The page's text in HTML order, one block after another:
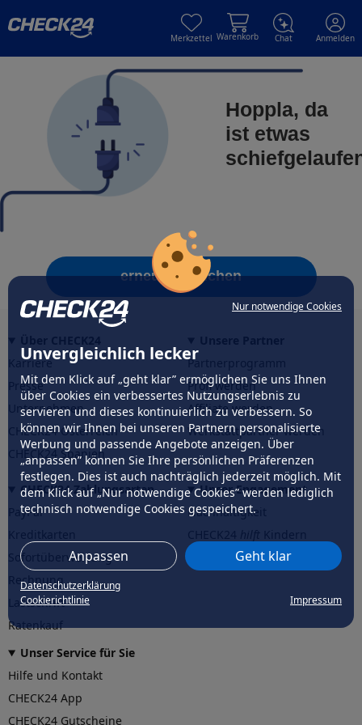
Nur notwendige Cookies
Unvergleichlich lecker
Mit dem Klick auf „geht klar” ermöglichen Sie uns Ihnen
über Cookies ein verbessertes Nutzungserlebnis zu
servieren und dieses kontinuierlich zu verbessern. So
können wir Ihnen bei unseren Partnern personalisierte
Werbung und passende Angebote anzeigen. Über
„anpassen” können Sie Ihre persönlichen Präferenzen
festlegen. Dies ist auch nachträglich jederzeit möglich. Mit
dem Klick auf „Nur notwendige Cookies” werden lediglich
technisch notwendige Cookies gespeichert.
Anpassen Geht klar
Datenschutzerklärung
Cookierichtlinie
Impressum
Merkzettel Warenkorb Chat Anmelden
Hoppla, da
ist etwas
erneut versuchen
Karriere
Presse
Unternehmen
CHECK24 Österreich
CHECK24 Spanien
Partnerprogramm
Profi werden
Affiliate werden
Werkstattpartner werden
CHECK24 Zahlungsarten
PayPal
Sofortüberweisung
Rechnung
Lastschrift
Ratenkauf
Unser Engagement
Nachhaltigkeit
CHECK24hilftder Natur
Unser Service für Sie
Hilfe und Kontakt
CHECK24 App
CHECK24 Gutscheine